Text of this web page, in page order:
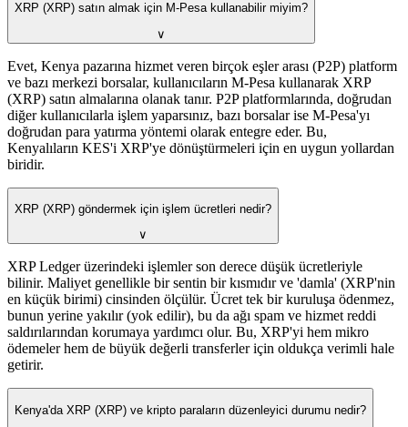
XRP (XRP) satın almak için M-Pesa kullanabilir miyim?
∨
Evet, Kenya pazarına hizmet veren birçok eşler arası (P2P) platform
ve bazı merkezi borsalar, kullanıcıların M-Pesa kullanarak XRP
(XRP) satın almalarına olanak tanır. P2P platformlarında, doğrudan
diğer kullanıcılarla işlem yaparsınız, bazı borsalar ise M-Pesa'yı
doğrudan para yatırma yöntemi olarak entegre eder. Bu,
Kenyalıların KES'i XRP'ye dönüştürmeleri için en uygun yollardan
biridir.
XRP (XRP) göndermek için işlem ücretleri nedir?
∨
XRP Ledger üzerindeki işlemler son derece düşük ücretleriyle
bilinir. Maliyet genellikle bir sentin bir kısmıdır ve 'damla' (XRP'nin
en küçük birimi) cinsinden ölçülür. Ücret tek bir kuruluşa ödenmez,
bunun yerine yakılır (yok edilir), bu da ağı spam ve hizmet reddi
saldırılarından korumaya yardımcı olur. Bu, XRP'yi hem mikro
ödemeler hem de büyük değerli transferler için oldukça verimli hale
getirir.
Kenya'da XRP (XRP) ve kripto paraların düzenleyici durumu nedir?